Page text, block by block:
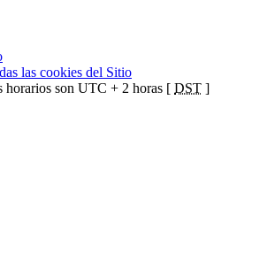
las cookies del Sitio
horarios son UTC + 2 horas [ DST ]